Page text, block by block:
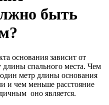
быть
основания зависит от
длины спального места. Чем
метр длины основания
и чем меньше расстояние
оно является.